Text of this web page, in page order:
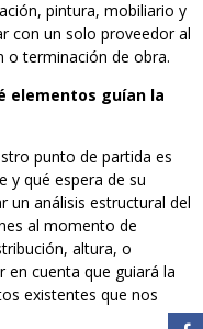
pintura, mobiliario y
con un solo proveedor al
o terminación de obra.
elementos guían la
punto de partida es
y qué espera de su
un análisis estructural del
al momento de
altura, o
cuenta que guiará la
existentes que nos